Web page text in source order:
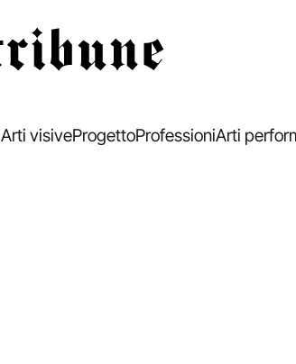
Arti visiveProgettoProfessioniArti